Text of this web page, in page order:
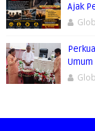
Ajak